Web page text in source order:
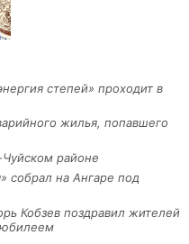
степей» проходит в
жилья, попавшего
районе
собрал на Ангаре под
Кобзев поздравил жителей
юбилеем